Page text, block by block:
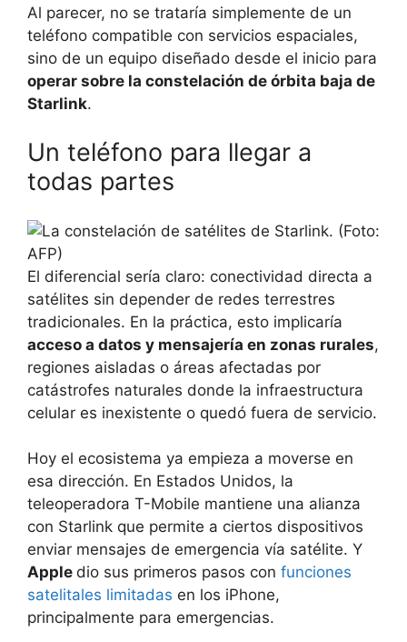
Al parecer, no se trataría simplemente de un
teléfono compatible con servicios espaciales,
sino de un equipo diseñado desde el inicio para
operar sobre la constelación de órbita baja de
Starlink.
Un teléfono para llegar a
todas partes
El diferencial sería claro: conectividad directa a
satélites sin depender de redes terrestres
tradicionales. En la práctica, esto implicaría
acceso a datos y mensajería en zonas rurales,
regiones aisladas o áreas afectadas por
catástrofes naturales donde la infraestructura
celular es inexistente o quedó fuera de servicio.
Hoy el ecosistema ya empieza a moverse en
esa dirección. En Estados Unidos, la
teleoperadora T-Mobile mantiene una alianza
con Starlink que permite a ciertos dispositivos
enviar mensajes de emergencia vía satélite. Y
Apple dio sus primeros pasos con funciones
satelitales limitadas en los iPhone,
principalmente para emergencias.